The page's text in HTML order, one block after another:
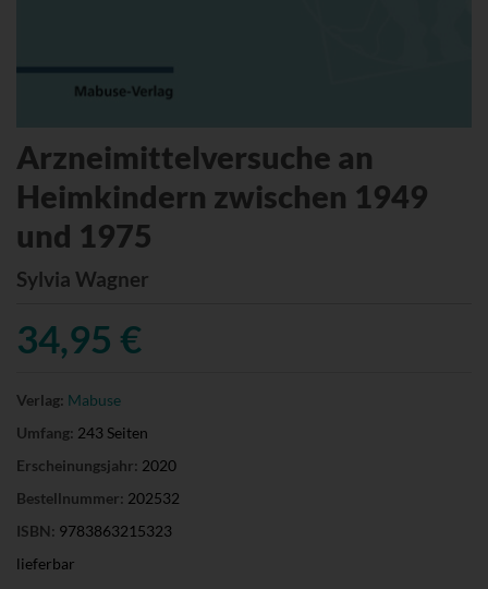
Arzneimittelversuche an
Heimkindern zwischen 1949
und 1975
Sylvia Wagner
34,95 €
Verlag: Mabuse
Umfang: 243 Seiten
Erscheinungsjahr: 2020
Bestellnummer: 202532
ISBN: 9783863215323
lieferbar